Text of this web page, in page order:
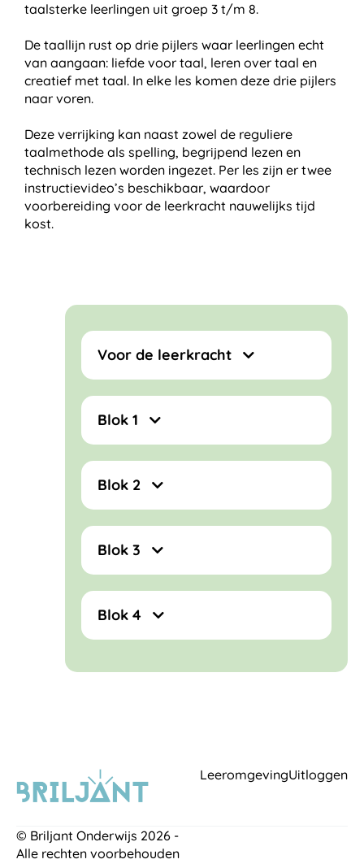
taalsterke leerlingen uit groep 3 t/m 8.
De taallijn rust op drie pijlers waar leerlingen echt
van aangaan: liefde voor taal, leren over taal en
creatief met taal. In elke les komen deze drie pijlers
naar voren.
Deze verrijking kan naast zowel de reguliere
taalmethode als spelling, begrijpend lezen en
technisch lezen worden ingezet. Per les zijn er twee
instructievideo’s beschikbaar, waardoor
voorbereiding voor de leerkracht nauwelijks tijd
kost.
Voor de leerkracht
Blok 1
Blok 2
Blok 3
Blok 4
LeeromgevingUitloggen
© Briljant Onderwijs 2026 -
Alle rechten voorbehouden